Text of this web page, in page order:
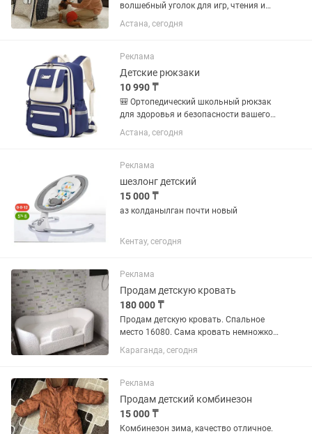
волшебный уголок для игр, чтения и
творчества. Яркая жёлтая и розовая
палатка в стиле вигвам станет
комнаты! Особенности: •
Натуральные...
Астана, сегодня
Реклама
Детские рюкзаки
10 990 ₸
🎒 Ортопедический школьный рюкзак
для здоровья и безопасности вашего
ребёнка! Создан с учётом всех
потребностей школьника:
регулируемая нагрудная застёжка со
сигнальным...
Астана, сегодня
Реклама
шезлонг детский
15 000 ₸
аз колданылган почти новый
Кентау, сегодня
Реклама
Продам детскую кровать
180 000 ₸
Продам детскую кровать. Спальное
место 16080. Сама кровать немножко
больше. Бортик съёмный.
Переставляется в право, влево и
Качество отличное. Матрас с одной
стороны...
Караганда, сегодня
Реклама
Продам детский комбинезон
15 000 ₸
Комбинезон зима, качество отличное.